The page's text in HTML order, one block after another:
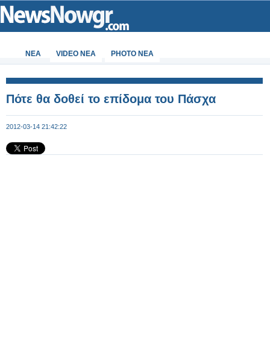
ΝΕΑ VIDEO NEA PHOTO NEA
Πότε θα δοθεί το επίδομα του Πάσχα
2012-03-14 21:42:22